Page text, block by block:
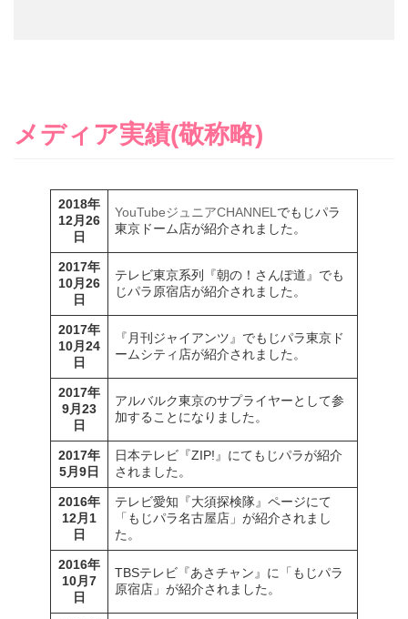
メディア実績(敬称略)
2018年
12月26
日
YouTubeジュニアCHANNELでもじパラ
東京ドーム店が紹介されました。
2017年
10月26
日
テレビ東京系列『朝の！さんぽ道』でも
じパラ原宿店が紹介されました。
2017年
10月24
日
『月刊ジャイアンツ』でもじパラ東京ド
ームシティ店が紹介されました。
2017年
9月23
日
アルバルク東京のサプライヤーとして参
加することになりました。
2017年
5月9日
日本テレビ『ZIP!』にてもじパラが紹介
されました。
2016年
12月1
日
テレビ愛知『大須探検隊』ページにて
「もじパラ名古屋店」が紹介されまし
た。
2016年
10月7
日
TBSテレビ『あさチャン』に「もじパラ
原宿店」が紹介されました。